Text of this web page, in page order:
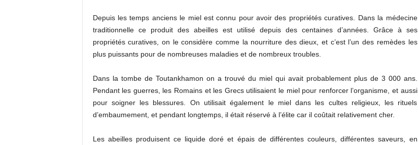
Depuis les temps anciens le miel est connu pour avoir des propriétés curatives. Dans la médecine
traditionnelle ce produit des abeilles est utilisé depuis des centaines d’années. Grâce à ses
propriétés curatives, on le considère comme la nourriture des dieux, et c’est l’un des remèdes les
plus puissants pour de nombreuses maladies et de nombreux troubles.
Dans la tombe de Toutankhamon on a trouvé du miel qui avait probablement plus de 3 000 ans.
Pendant les guerres, les Romains et les Grecs utilisaient le miel pour renforcer l’organisme, et aussi
pour soigner les blessures. On utilisait également le miel dans les cultes religieux, les rituels
d’embaumement, et pendant longtemps, il était réservé à l’élite car il coûtait relativement cher.
Les abeilles produisent ce liquide doré et épais de différentes couleurs, différentes saveurs, en